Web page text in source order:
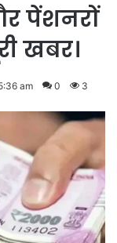
पेंशनरों
खबर।
am 0 3